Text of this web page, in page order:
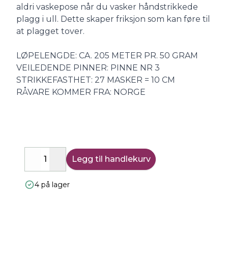
aldri vaskepose når du vasker håndstrikkede
plagg i ull. Dette skaper friksjon som kan føre til
at plagget tover.
LØPELENGDE: CA. 205 METER PR. 50 GRAM
VEILEDENDE PINNER: PINNE NR 3
STRIKKEFASTHET: 27 MASKER = 10 CM
RÅVARE KOMMER FRA: NORGE
DecreaseIncrease
Legg til handlekurv
4 på lager